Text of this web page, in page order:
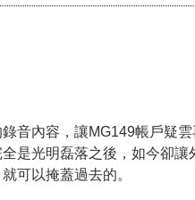
音內容，讓MG149帳戶疑
是光明磊落之後，如今卻
可以掩蓋過去的。